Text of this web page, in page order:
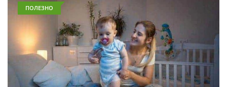
ПОЛЕЗНО